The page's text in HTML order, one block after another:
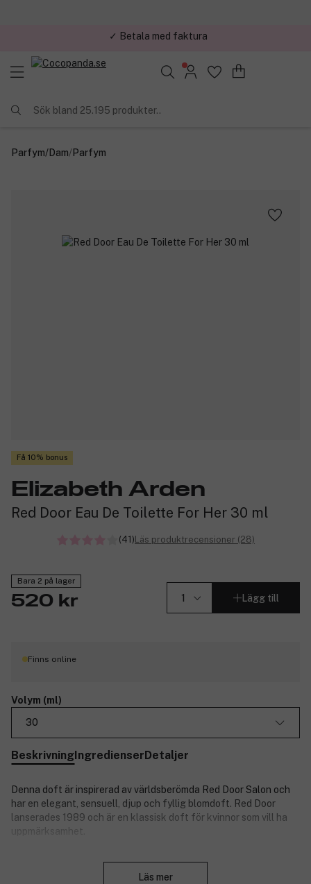
✓ Trygg E-handel
Sök bland 25.195 produkter..
Parfym/Dam/Parfym
Få 10% bonus
Elizabeth Arden
Red Door Eau De Toilette For Her 30 ml
(41)Läs produktrecensioner (28)
Bara 2 på lager
520 kr Lägg till
Finns online
Volym (ml)
30
BeskrivningIngredienserDetaljer
Denna doft är inspirerad av världsberömda Red Door Salon och
har en elegant, sensuell, djup och fyllig blomdoft. Red Door
lanserades 1989 och är en klassisk doft för kvinnor som vill ha
uppmärksamhet.
Läs mer